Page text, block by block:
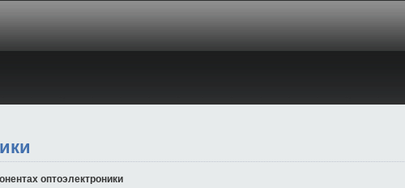
оптоэлектроники